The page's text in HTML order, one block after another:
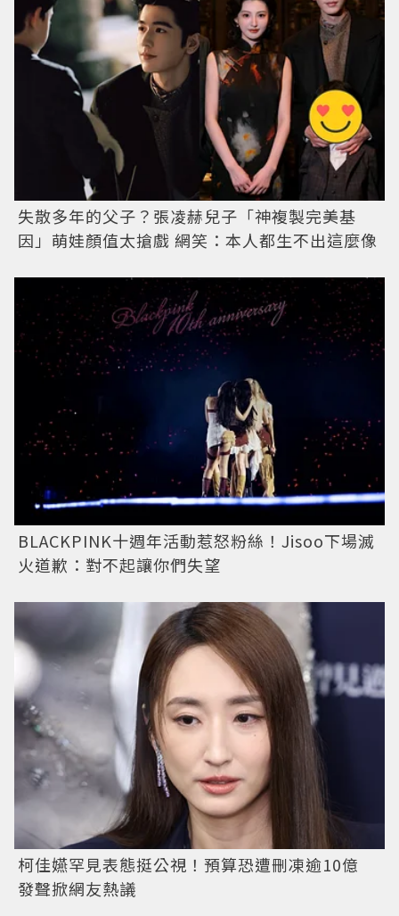
失散多年的父子？張凌赫兒子「神複製完美基
因」萌娃顏值太搶戲 網笑：本人都生不出這麼像
BLACKPINK十週年活動惹怒粉絲！Jisoo下場滅
火道歉：對不起讓你們失望
柯佳嬿罕見表態挺公視！預算恐遭刪凍逾10億
發聲掀網友熱議